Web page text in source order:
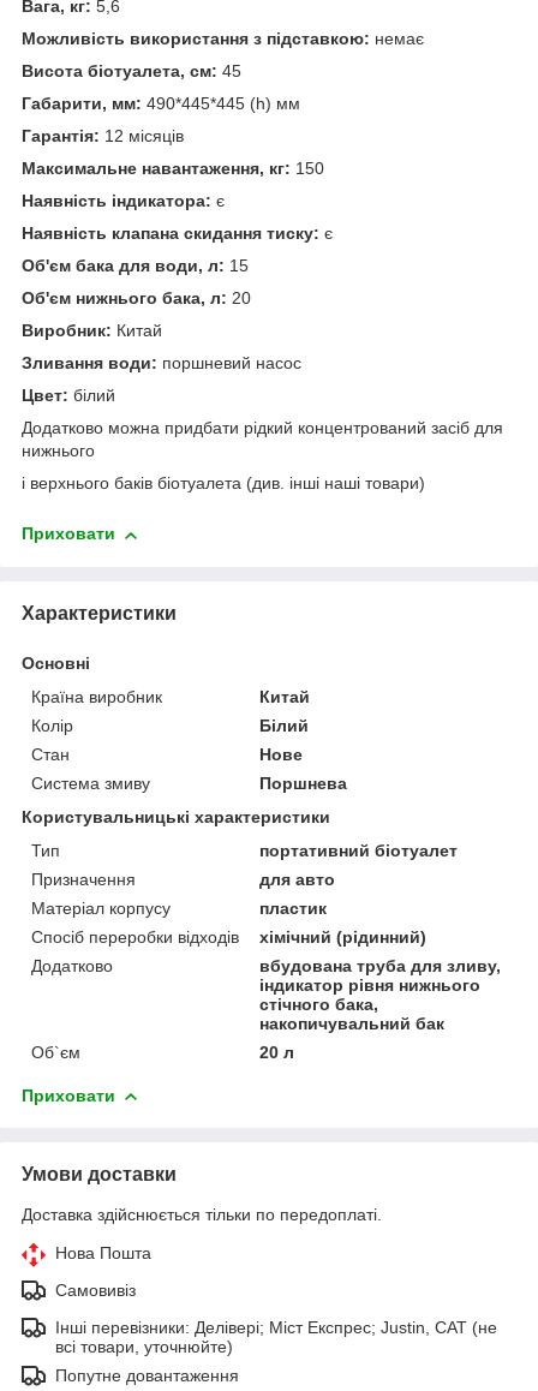
Вага, кг: 5,6
Можливість використання з підставкою: немає
Висота біотуалета, см: 45
Габарити, мм: 490*445*445 (h) мм
Гарантія: 12 місяців
Максимальне навантаження, кг: 150
Наявність індикатора: є
Наявність клапана скидання тиску: є
Об'єм бака для води, л: 15
Об'єм нижнього бака, л: 20
Виробник: Китай
Зливання води: поршневий насос
Цвет: білий
Додатково можна придбати рідкий концентрований засіб для
нижнього
і верхнього баків біотуалета (див. інші наші товари)
Приховати
Характеристики
Основні
Країна виробник
Китай
Колір
Білий
Стан
Нове
Система змиву
Поршнева
Користувальницькі характеристики
Тип
портативний біотуалет
Призначення
для авто
Матеріал корпусу
пластик
Спосіб переробки відходів
хімічний (рідинний)
Додатково
вбудована труба для зливу,
індикатор рівня нижнього
стічного бака,
накопичувальний бак
Об`єм
20 л
Приховати
Умови доставки
Доставка здійснюється тільки по передоплаті.
Нова Пошта
Самовивіз
Інші перевізники: Делівері; Міст Експрес; Justin, САТ (не
всі товари, уточнюйте)
Попутне довантаження